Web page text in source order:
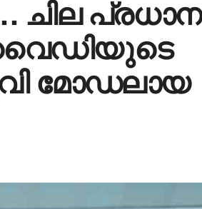
ചില പ്രധാന
മോഡലായ